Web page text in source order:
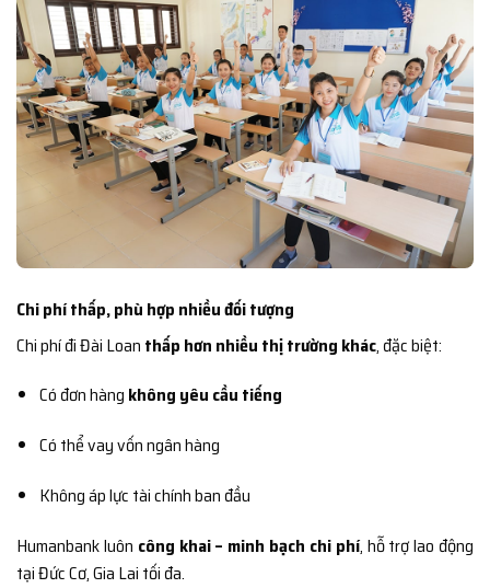
Chi phí thấp, phù hợp nhiều đối tượng
Chi phí đi Đài Loan thấp hơn nhiều thị trường khác, đặc biệt:
Có đơn hàng không yêu cầu tiếng
Có thể vay vốn ngân hàng
Không áp lực tài chính ban đầu
Humanbank luôn công khai – minh bạch chi phí, hỗ trợ lao động
tại Đức Cơ, Gia Lai tối đa.